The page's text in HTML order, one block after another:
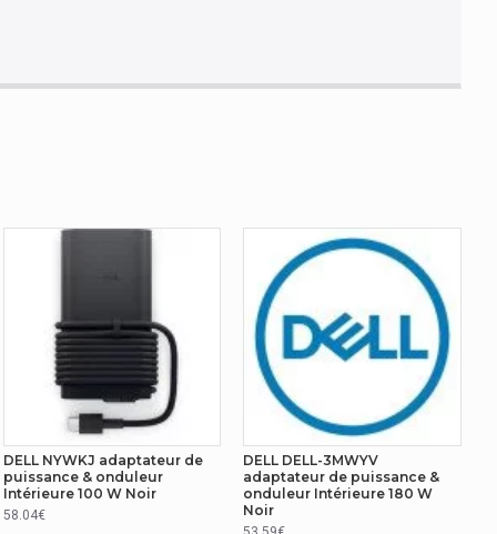
DELL NYWKJ adaptateur de
puissance & onduleur
Intérieure 100 W Noir
58.04€
DELL DELL-3MWYV
adaptateur de puissance &
onduleur Intérieure 180 W
Noir